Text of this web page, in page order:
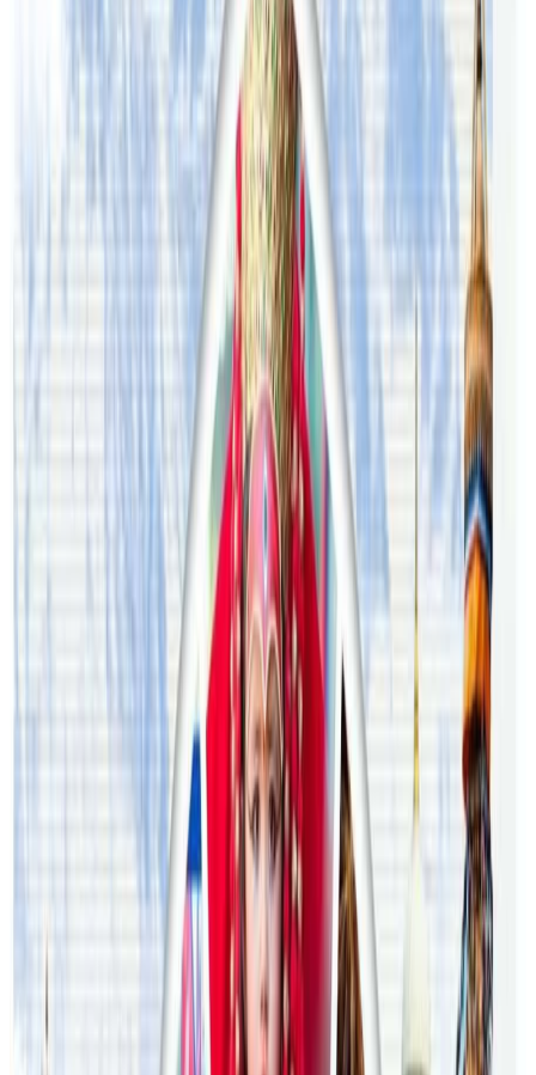
ठगीबाट बच्न सकिन्छ । कोठा भाडामा लिने र दिने बारेको नियम,
अधिकार, जिम्मेवारी बारे
न्यु साउथ वेल्स सरकारको फेयर ट्रेडिङको
वेवसाइटमा
पढ्नुहोस् ।
यस वेवसाइटमा प्रकाशित समाचार, विचार र लेखबारे तपाईंको कुनै
प्रतिक्रिया, गुनासो, सुझाव र सल्लाह छन् भने कृपया हामीलाई निम्न ईमेलमा
पठाउनुहोला । तपाईंको सहयोगले हामीलाई निष्पक्ष र तटस्थ पत्रकारिता गर्न
टेवा पुग्नेछ । सम्पर्क इमेल :
info@nepaltube.com.au
शेयर:
प्रतिक्रिया दिनुहोस
सम्बन्धित समाचार
अष्ट्रेलियामा नर्सको तलब पाँचौं पटक वृद्धि
अस्ट्रेलियामा विवाह घट्यो, बढ्यो सम्बन्धविच्छेद
२०२६ जुलाई २९
थापाथलीबाट अष्ट्रेलियाका घरको डिजाइन
अष्ट्रेलियामा मन्त्रालयका कर्मचारीले भ्रष्टाचार गरेको
भेटिएपछि शिक्षा मन्त्रीले दिइन् राजीनामा